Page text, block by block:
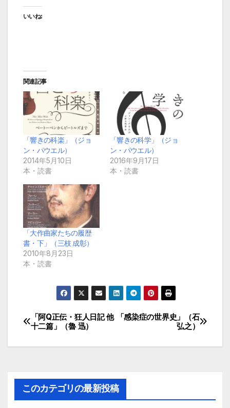
いいね:
関連記事
「響きの科楽」（ジョ
ン・パウエル）
2014年5月10日
本・読書
「響きの科学」（ジョ
ン・パウエル）
2016年9月17日
本・読書
「大作曲家たちの履歴
書・下」（三枝 成彰）
2010年8月23日
本・読書
投
稿
ビ
「感染症の世界史」（石
弘之）
「阿Q正伝・狂人日記 他
十二篇」（魯 迅）
このカテゴリの最新投稿